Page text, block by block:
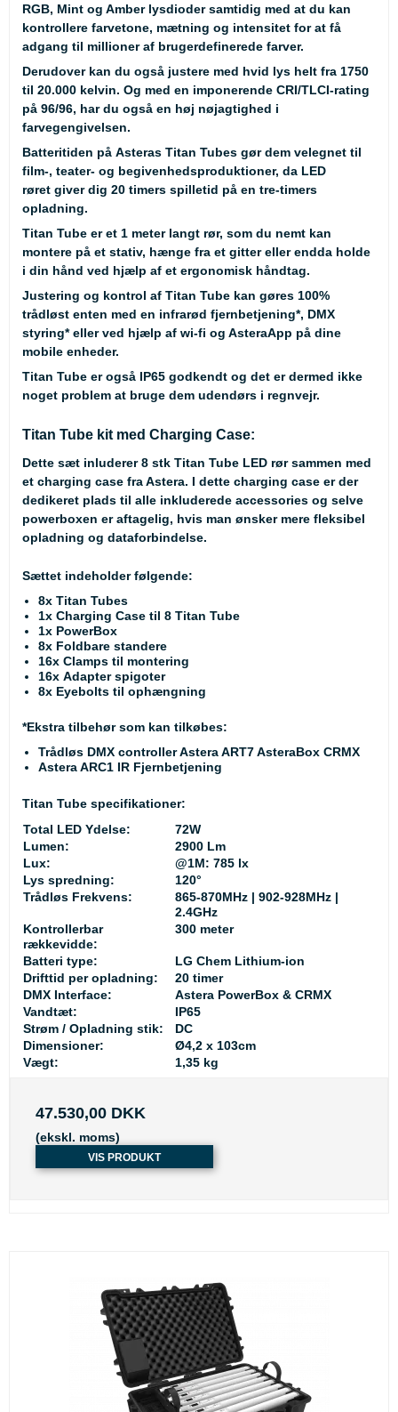
RGB, Mint og Amber lysdioder samtidig med at du kan
kontrollere farvetone, mætning og intensitet for at få
adgang til millioner af brugerdefinerede farver.
Derudover kan du også justere med hvid lys helt fra 1750
til 20.000 kelvin. Og med en imponerende CRI/TLCI-rating
på 96/96, har du også en høj nøjagtighed i
farvegengivelsen.
Batteritiden på Asteras Titan Tubes gør dem velegnet til
film-, teater- og begivenhedsproduktioner, da LED
røret giver dig 20 timers spilletid på en tre-timers
opladning.
Titan Tube er et 1 meter langt rør, som du nemt kan
montere på et stativ, hænge fra et gitter eller endda holde
i din hånd ved hjælp af et ergonomisk håndtag.
Justering og kontrol af Titan Tube kan gøres 100%
trådløst enten med en infrarød fjernbetjening*, DMX
styring*eller ved hjælp af wi-fi og AsteraApp på dine
mobile enheder.
Titan Tube er også IP65 godkendt og det er dermed ikke
noget problem at bruge dem udendørs i regnvejr.
Titan Tube kit med Charging Case:
Dette sæt inluderer 8 stk Titan Tube LED rør sammen med
et charging case fra Astera. I dette charging case er der
dedikeret plads til alle inkluderede accessories og selve
powerboxen er aftagelig, hvis man ønsker mere fleksibel
opladning og dataforbindelse.
Sættet indeholder følgende:
8x Titan Tubes
1x Charging Case til 8 Titan Tube
1x PowerBox
8x Foldbare standere
16x Clamps til montering
16x Adapter spigoter
8x Eyebolts til ophængning
*Ekstra tilbehør som kan tilkøbes:
Trådløs DMX controller Astera ART7 AsteraBox CRMX
Astera ARC1 IR Fjernbetjening
Titan Tube specifikationer:
Total LED Ydelse:
72W
Lumen:
2900 Lm
Lux:
@1M: 785 lx
Lys spredning:
120°
Trådløs Frekvens:
865-870MHz | 902-928MHz |
2.4GHz
Kontrollerbar
rækkevidde:
300 meter
Batteri type:
LG Chem Lithium-ion
Drifttid per opladning:
20 timer
DMX Interface:
Astera PowerBox & CRMX
Vandtæt:
IP65
Strøm / Opladning stik:
DC
Dimensioner:
Ø4,2 x 103cm
Vægt:
1,35 kg
47.530,00 DKK
(ekskl. moms)
VIS PRODUKT